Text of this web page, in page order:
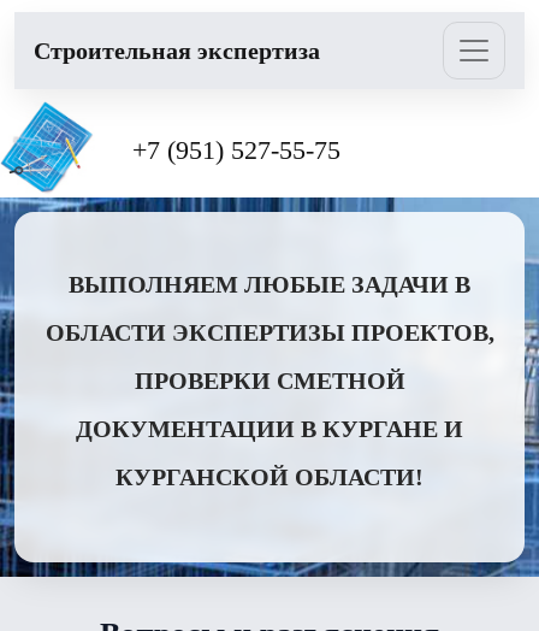
Cтроительная экспертиза
+7 (951) 527-55-75
ВЫПОЛНЯЕМ ЛЮБЫЕ ЗАДАЧИ В
ОБЛАСТИ ЭКСПЕРТИЗЫ ПРОЕКТОВ,
ПРОВЕРКИ СМЕТНОЙ
ДОКУМЕНТАЦИИ В КУРГАНЕ И
КУРГАНСКОЙ ОБЛАСТИ!